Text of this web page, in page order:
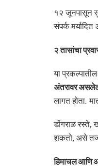
१२ जूनपासून
संपर्क
२ तासांचा
या
अंतरावर
लागत होता.
डोंगराळ रस्ते,
शकतो, असे
हिमाचल आणि